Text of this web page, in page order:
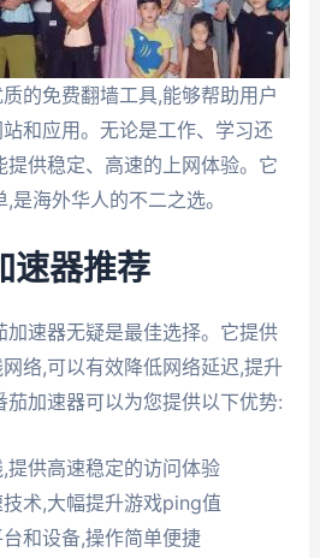
的免费翻墙工具,能够帮助用户
和应用。无论是工作、学习还
提供稳定、高速的上网体验。它
海外华人的不二之选。
速器推荐
加速器无疑是最佳选择。它提供
络,可以有效降低网络延迟,提升
加速器可以为您提供以下优势:
提供高速稳定的访问体验
术,大幅提升游戏ping值
和设备,操作简单便捷